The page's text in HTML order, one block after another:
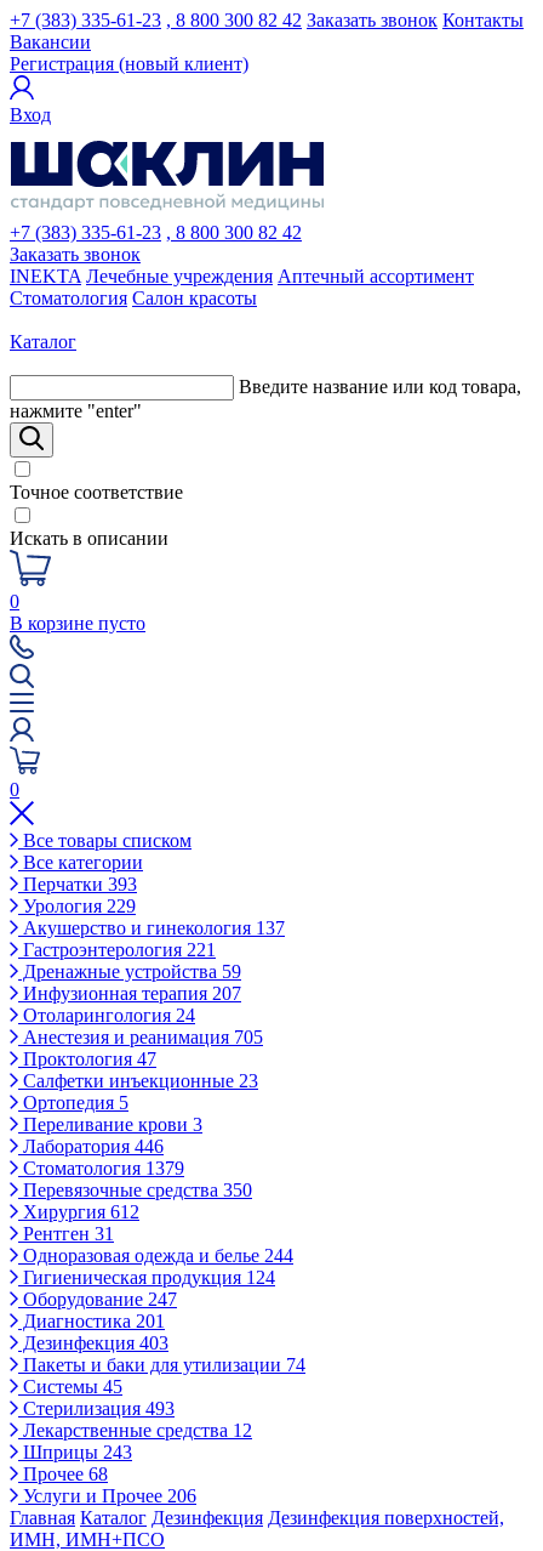
+7 (383) 335-61-23 , 8 800 300 82 42 Заказать звонок Контакты
Вакансии
Регистрация (новый клиент)
Вход
+7 (383) 335-61-23 , 8 800 300 82 42
Заказать звонок
INEKTA Лечебные учреждения Аптечный ассортимент
Стоматология Салон красоты
Каталог
Введите название или код товара,
нажмите "enter"
Точное соответствие
Искать в описании
0
В корзине пусто
0
Все товары списком
Все категории
Перчатки 393
Урология 229
Акушерство и гинекология 137
Гастроэнтерология 221
Дренажные устройства 59
Инфузионная терапия 207
Отоларингология 24
Анестезия и реанимация 705
Проктология 47
Салфетки инъекционные 23
Ортопедия 5
Переливание крови 3
Лаборатория 446
Стоматология 1379
Перевязочные средства 350
Хирургия 612
Рентген 31
Одноразовая одежда и белье 244
Гигиеническая продукция 124
Оборудование 247
Диагностика 201
Дезинфекция 403
Пакеты и баки для утилизации 74
Системы 45
Стерилизация 493
Лекарственные средства 12
Шприцы 243
Прочее 68
Услуги и Прочее 206
Главная Каталог Дезинфекция Дезинфекция поверхностей,
ИМН, ИМН+ПСО